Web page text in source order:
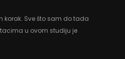
korak. Sve što sam do tada
u ovom studiju je